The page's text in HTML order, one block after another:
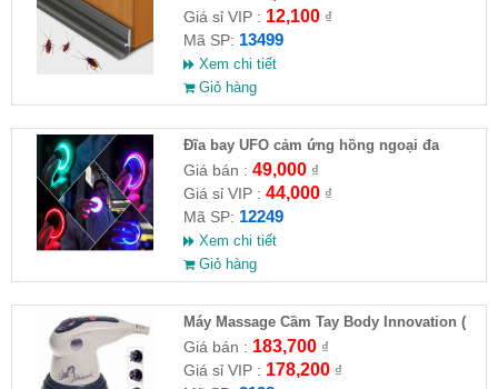
Giá sỉ VIP : 12,100₫
Mã SP: 13499
Xem chi tiết
Giỏ hàng
Đĩa bay UFO cảm ứng hồng ngoại đa
chiều tự động bay về
Giá bán : 49,000₫
Giá sỉ VIP : 44,000₫
Mã SP: 12249
Xem chi tiết
Giỏ hàng
Máy Massage Cầm Tay Body Innovation (
HĐ )
Giá bán : 183,700₫
Giá sỉ VIP : 178,200₫